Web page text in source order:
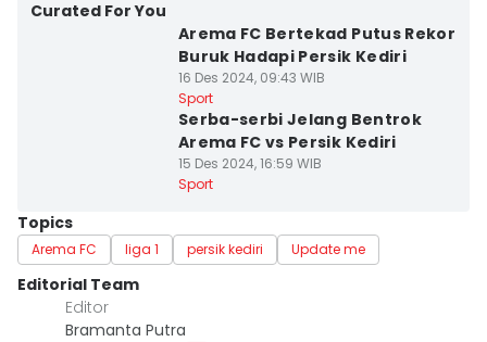
Curated For You
Arema FC Bertekad Putus Rekor
Buruk Hadapi Persik Kediri
16 Des 2024, 09:43 WIB
Sport
Serba-serbi Jelang Bentrok
Arema FC vs Persik Kediri
15 Des 2024, 16:59 WIB
Sport
Topics
Arema FC liga 1 persik kediri Update me
Editorial Team
Editor
Bramanta Putra